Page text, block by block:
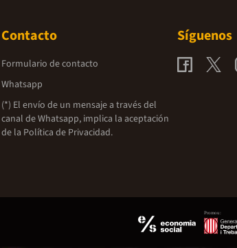
Contacto
Formulario de contacto
Whatsapp
(*) El envío de un mensaje a través del
canal de Whatsapp, implica la aceptación
de la Política de Privacidad.
Síguenos
Promou: